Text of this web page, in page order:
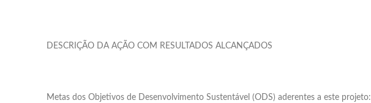
DESCRIÇÃO DA AÇÃO COM RESULTADOS ALCANÇADOS
Metas dos Objetivos de Desenvolvimento Sustentável (ODS) aderentes a este projeto: